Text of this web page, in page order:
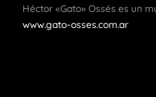
Héctor «Gato» Ossés es un
www.gato-osses.com.ar